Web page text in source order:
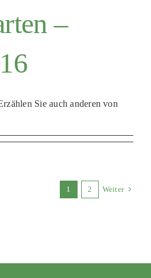
–
Sie auch anderen von
1 2 Weiter